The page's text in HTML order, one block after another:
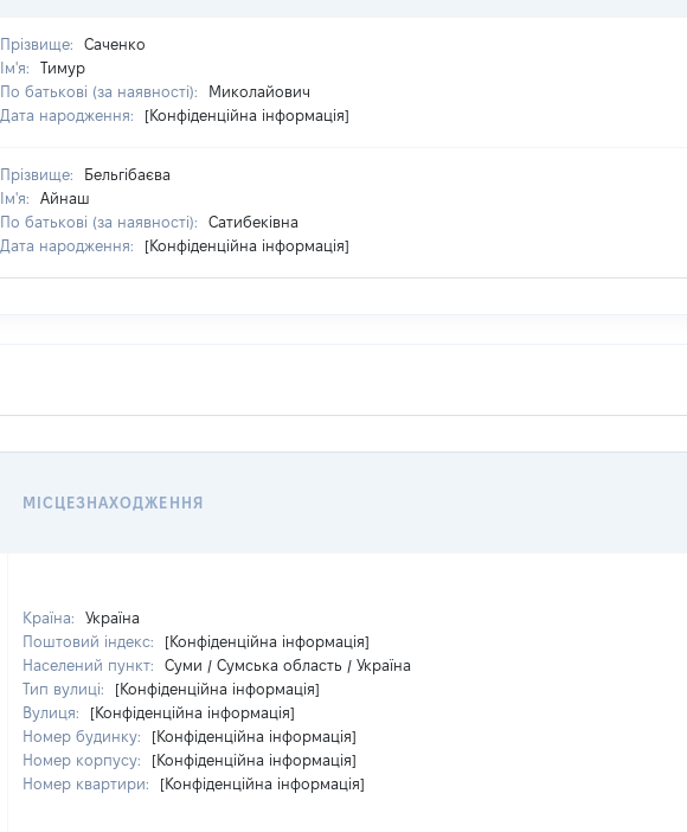
Прізвище:
Саченко
Ім'я:
Тимур
По батькові (за наявності):
Миколайович
Дата народження:
[Конфіденційна інформація]
Прізвище:
Бельгібаєва
Ім'я:
Айнаш
По батькові (за наявності):
Сатибеківна
Дата народження:
[Конфіденційна інформація]
МІСЦЕЗНАХОДЖЕННЯ
Країна:
Україна
Поштовий індекс:
[Конфіденційна інформація]
Населений пункт:
Суми / Сумська область / Україна
Тип вулиці:
[Конфіденційна інформація]
Вулиця:
[Конфіденційна інформація]
Номер будинку:
[Конфіденційна інформація]
Номер корпусу:
[Конфіденційна інформація]
Номер квартири:
[Конфіденційна інформація]